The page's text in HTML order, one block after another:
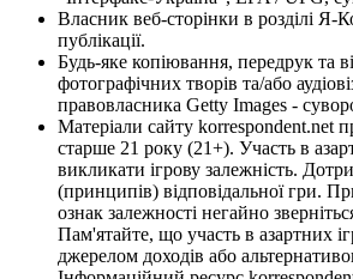
Власник веб-сторінки в розділі Я-
публікації.
Будь-яке копіювання, передрук та
фотографічних творів та/або
правовласника Getty Images -
Матеріали сайту korrespondent.net
старше 21 року (21+). Участь в
викликати ігрову залежність.
(принципів) відповідальної гри.
ознак залежності негайно
Пам'ятайте, що участь в азартних
джерелом доходів або